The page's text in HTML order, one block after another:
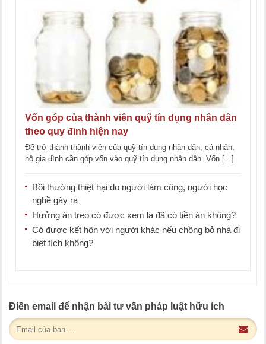
Vốn góp của thành viên quỹ tín dụng nhân dân
theo quy đinh hiện nay
Để trở thành thành viên của quỹ tín dụng nhân dân, cá nhân,
hộ gia đình cần góp vốn vào quỹ tín dụng nhân dân. Vốn [...]
Bồi thường thiệt hại do người làm công, người học
nghề gây ra
Hưởng án treo có được xem là đã có tiền án không?
Có được kết hôn với người khác nếu chồng bỏ nhà đi
biệt tích không?
Điền email để nhận bài tư vấn pháp luật hữu ích